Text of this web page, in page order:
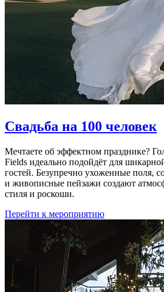
Свадьба на 100 человек
Мечтаете об эффектном празднике?
Fields идеально подойдёт для
гостей. Безупречно ухоженные поля,
и живописные пейзажи создают
стиля и роскоши.
Перейти к мероприятию